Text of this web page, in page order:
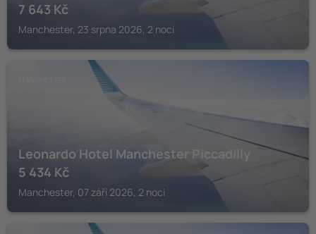
7 643 Kč
Manchester, 23 srpna 2026, 2 noci
Leonardo Hotel Manchester Piccadilly
5 434 Kč
Manchester, 07 září 2026, 2 noci